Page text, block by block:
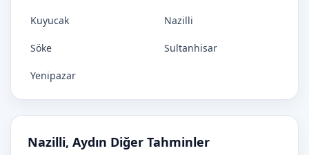
Kuyucak Nazilli
Söke Sultanhisar
Yenipazar
Nazilli, Aydın Diğer Tahminler